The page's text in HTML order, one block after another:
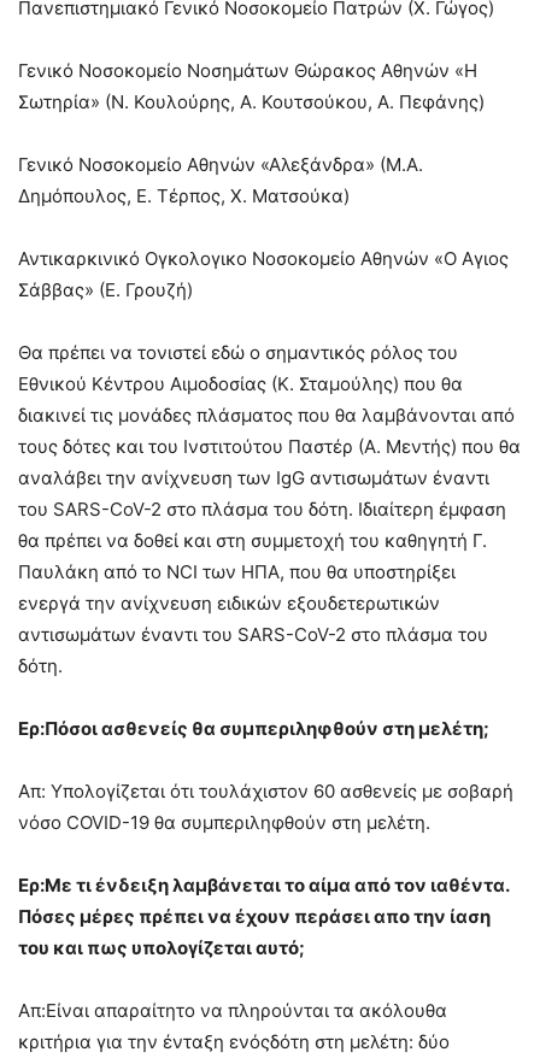
Πανεπιστημιακό Γενικό Νοσοκομείο Πατρών (Χ. Γώγος)
Γενικό Νοσοκομείο Νοσημάτων Θώρακος Αθηνών «Η
Σωτηρία» (Ν. Κουλούρης, Α. Κουτσούκου, Α. Πεφάνης)
Γενικό Νοσοκομείο Αθηνών «Αλεξάνδρα» (Μ.Α.
Δημόπουλος, Ε. Τέρπος, Χ. Ματσούκα)
Αντικαρκινικό Ογκολογικο Νοσοκομείο Αθηνών «Ο Αγιος
Σάββας» (Ε. Γρουζή)
Θα πρέπει να τονιστεί εδώ ο σημαντικός ρόλος του
Εθνικού Κέντρου Αιμοδοσίας (Κ. Σταμούλης) που θα
διακινεί τις μονάδες πλάσματος που θα λαμβάνονται από
τους δότες και του Ινστιτούτου Παστέρ (Α. Μεντής) που θα
αναλάβει την ανίχνευση των IgG αντισωμάτων έναντι
του SARS-CoV-2 στο πλάσμα του δότη. Ιδιαίτερη έμφαση
θα πρέπει να δοθεί και στη συμμετοχή του καθηγητή Γ.
Παυλάκη από το NCI των ΗΠΑ, που θα υποστηρίξει
ενεργά την ανίχνευση ειδικών εξουδετερωτικών
αντισωμάτων έναντι του SARS-CoV-2 στο πλάσμα του
δότη.
Ερ:Πόσοι ασθενείς θα συμπεριληφθούν στη μελέτη;
Απ: Υπολογίζεται ότι τουλάχιστον 60 ασθενείς με σοβαρή
νόσο COVID-19 θα συμπεριληφθούν στη μελέτη.
Ερ:Με τι ένδειξη λαμβάνεται το αίμα από τον ιαθέντα.
Πόσες μέρες πρέπει να έχουν περάσει απο την ίαση
του και πως υπολογίζεται αυτό;
Απ:Είναι απαραίτητο να πληρούνται τα ακόλουθα
κριτήρια για την ένταξη ενόςδότη στη μελέτη: δύο